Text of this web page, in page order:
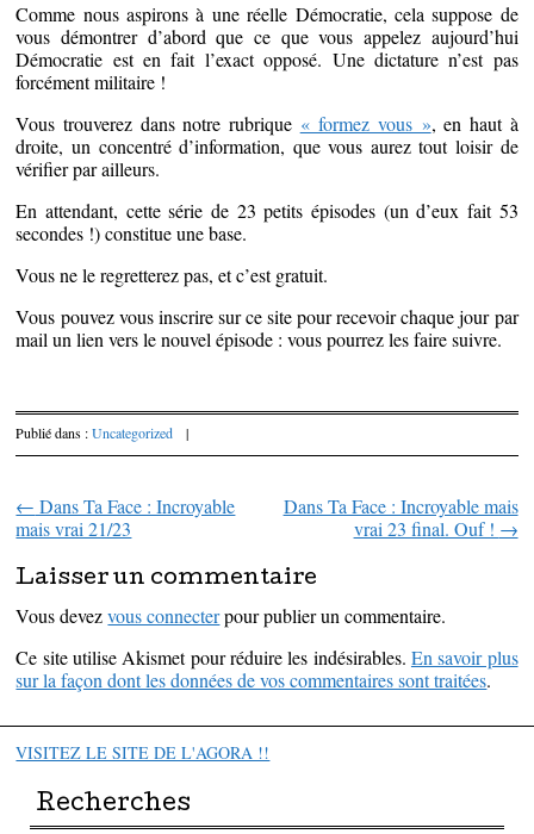
Comme nous aspirons à une réelle Démocratie, cela suppose de
vous démontrer d’abord que ce que vous appelez aujourd’hui
Démocratie est en fait l’exact opposé. Une dictature n’est pas
forcément militaire !
Vous trouverez dans notre rubrique « formez vous », en haut à
droite, un concentré d’information, que vous aurez tout loisir de
vérifier par ailleurs.
En attendant, cette série de 23 petits épisodes (un d’eux fait 53
secondes !) constitue une base.
Vous ne le regretterez pas, et c’est gratuit.
Vous pouvez vous inscrire sur ce site pour recevoir chaque jour par
mail un lien vers le nouvel épisode : vous pourrez les faire suivre.
Publié dans :Uncategorized |
Parcourir les articles
← Dans Ta Face : Incroyable
mais vrai 21/23
Dans Ta Face : Incroyable mais
vrai 23 final. Ouf ! →
Laisser un commentaire
Vous devezvous connecterpour publier un commentaire.
Ce site utilise Akismet pour réduire les indésirables. En savoir plus
sur la façon dont les données de vos commentaires sont traitées.
VISITEZ LE SITE DE L'AGORA !!
Recherches